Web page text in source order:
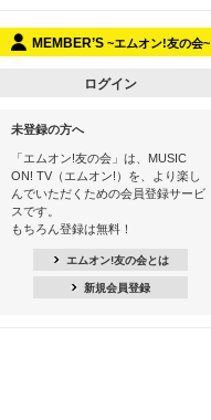
13:30
Apple Music カウントダウン 20
16:30
あのころK-POPヒッツ! 2018→2021年
18:30
M-ON! Countdown K
MEMBER’S ~エムオン!友の会~
ログイン
未登録の方へ
「エムオン!友の会」は、MUSIC
ON! TV（エムオン!）を、より楽し
んでいただくための会員登録サービ
スです。
もちろん登録は無料！
エムオン!友の会とは
新規会員登録